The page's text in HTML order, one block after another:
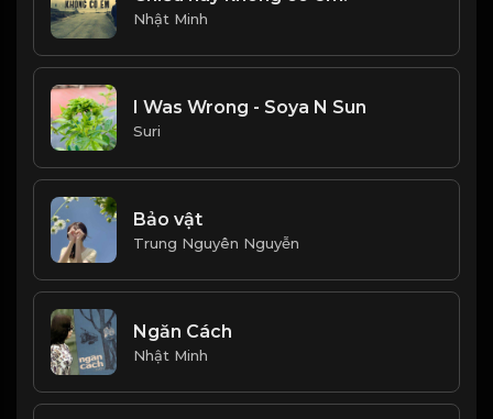
Nhật Minh
I Was Wrong - Soya N Sun
Suri
Bảo vật
Trung Nguyên Nguyễn
Ngăn Cách
Nhật Minh